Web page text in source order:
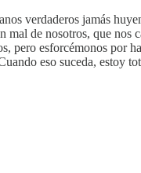
verdaderos jamás
de nosotros, que nos
pero esforcémonos por
eso suceda, estoy